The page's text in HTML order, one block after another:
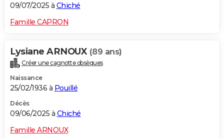
09/07/2025 à Chiché
Famille CAPRON
Lysiane ARNOUX (89 ans)
Créer une cagnotte obsèques
Naissance
25/02/1936 à Pouillé
Décès
09/06/2025 à Chiché
Famille ARNOUX